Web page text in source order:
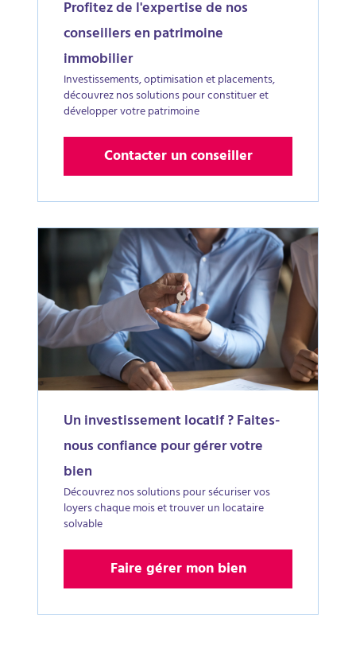
Profitez de l'expertise de nos
conseillers en patrimoine
immobilier
Investissements, optimisation et placements,
découvrez nos solutions pour constituer et
développer votre patrimoine
Contacter un conseiller
Un investissement locatif ? Faites-
nous confiance pour gérer votre
bien
Découvrez nos solutions pour sécuriser vos
loyers chaque mois et trouver un locataire
solvable
Faire gérer mon bien